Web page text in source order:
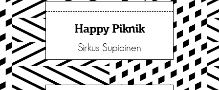
Happy Piknik
Sirkus Supiainen